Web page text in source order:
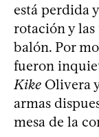
está perdida
rotación y las
balón. Por
fueron
Kike Olivera
armas
mesa de la